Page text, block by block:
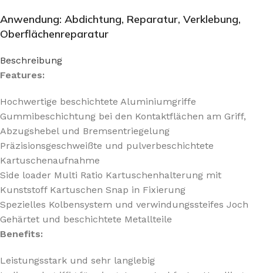
Anwendung: Abdichtung, Reparatur, Verklebung,
Oberflächenreparatur
Beschreibung
Features:
Hochwertige beschichtete Aluminiumgriffe
Gummibeschichtung bei den Kontaktflächen am Griff,
Abzugshebel und Bremsentriegelung
Präzisionsgeschweißte und pulverbeschichtete
Kartuschenaufnahme
Side loader Multi Ratio Kartuschenhalterung mit
Kunststoff Kartuschen Snap in Fixierung
Spezielles Kolbensystem und verwindungssteifes Joch
Gehärtet und beschichtete Metallteile
Benefits:
Leistungsstark und sehr langlebig